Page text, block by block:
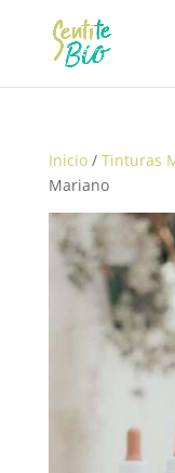
Inicio/ Tinturas
Mariano